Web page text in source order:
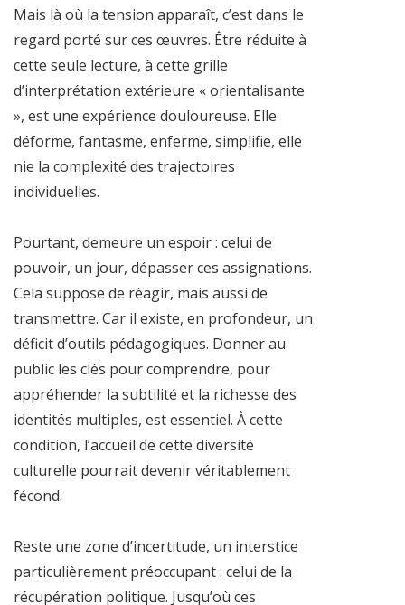
Mais là où la tension apparaît, c’est dans le
regard porté sur ces œuvres. Être réduite à
cette seule lecture, à cette grille
d’interprétation extérieure « orientalisante
», est une expérience douloureuse. Elle
déforme, fantasme, enferme, simplifie, elle
nie la complexité des trajectoires
individuelles.
Pourtant, demeure un espoir : celui de
pouvoir, un jour, dépasser ces assignations.
Cela suppose de réagir, mais aussi de
transmettre. Car il existe, en profondeur, un
déficit d’outils pédagogiques. Donner au
public les clés pour comprendre, pour
appréhender la subtilité et la richesse des
identités multiples, est essentiel. À cette
condition, l’accueil de cette diversité
culturelle pourrait devenir véritablement
fécond.
Reste une zone d’incertitude, un interstice
particulièrement préoccupant : celui de la
récupération politique. Jusqu’où ces